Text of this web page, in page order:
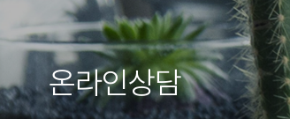
온라인상담